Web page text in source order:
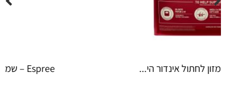
Espree – שמפו 355 מ"ל יערות ה...